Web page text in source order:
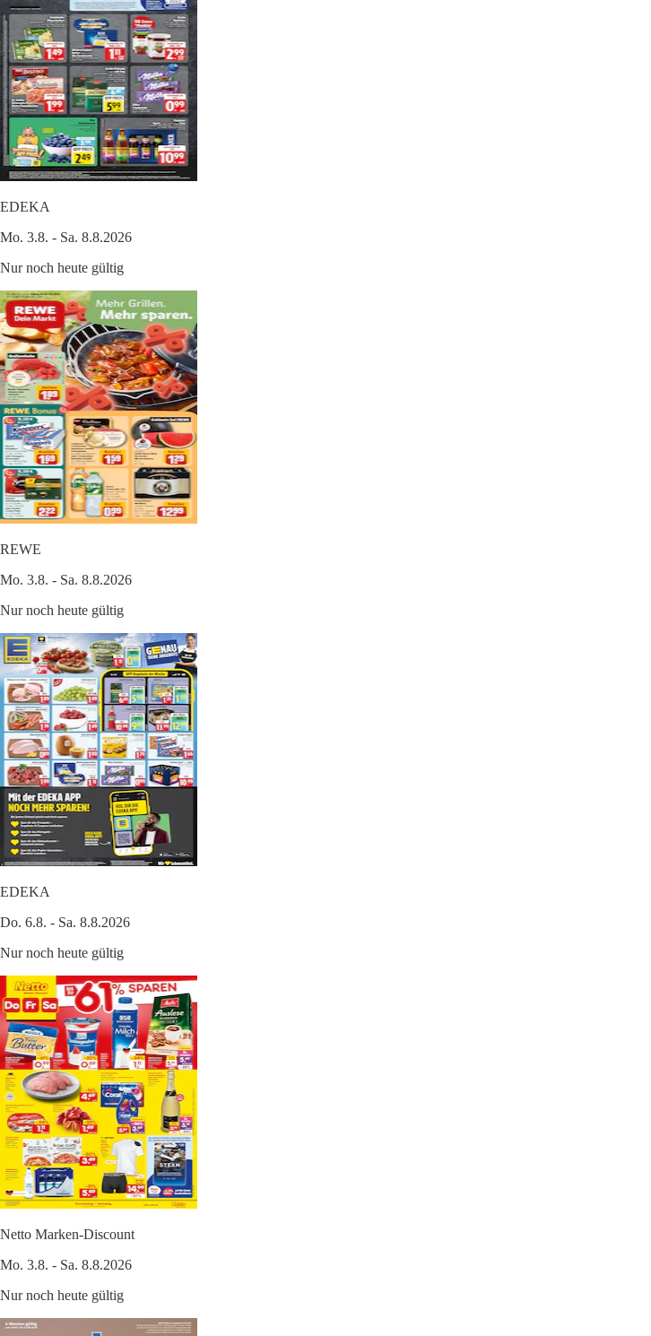
EDEKA
Mo. 3.8. - Sa. 8.8.2026
Nur noch heute gültig
REWE
Mo. 3.8. - Sa. 8.8.2026
Nur noch heute gültig
EDEKA
Do. 6.8. - Sa. 8.8.2026
Nur noch heute gültig
Netto Marken-Discount
Mo. 3.8. - Sa. 8.8.2026
Nur noch heute gültig